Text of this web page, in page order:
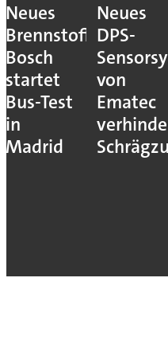
Neues
Bosch
startet
Bus-Test
in
Madrid
Neues
DPS-
von
Ematec